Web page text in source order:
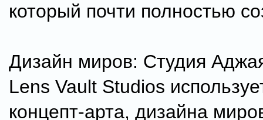
который почти полностью
Дизайн миров: Студия
Lens Vault Studios
концепт-арта, дизайна